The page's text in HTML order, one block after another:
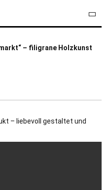
– filigrane Holzkunst
– liebevoll gestaltet und